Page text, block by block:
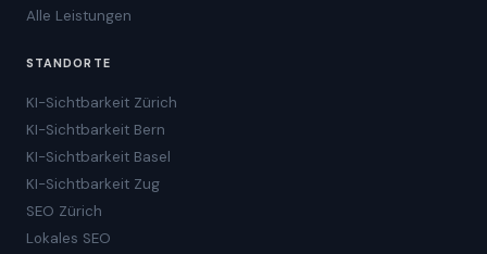
Alle Leistungen
STANDORTE
KI-Sichtbarkeit Zürich
KI-Sichtbarkeit Bern
KI-Sichtbarkeit Basel
KI-Sichtbarkeit Zug
SEO Zürich
Lokales SEO